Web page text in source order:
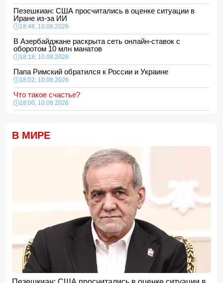
Пезешкиан: США просчитались в оценке ситуации в
Иране из-за ИИ
18:48, 10.08.2026
В Азербайджане раскрыта сеть онлайн-ставок с
оборотом 10 млн манатов
18:18, 10.08.2026
Папа Римский обратился к России и Украине
18:02, 10.08.2026
Что такое счастье?
18:00, 10.08.2026
Обнародованы данные об объеме ВВП Азербайджана
Профицит госбюджета Азербайджана превысил 3 млрд
Стратегические валютные резервы Азербайджана
приблизились к $87 млрд
Доходы населения Азербайджана выросли
15:48, 10.08.2026
AZAL обратился к пассажирам в связи с ростом
сезонного спроса на рейсы в Нахчыван
15:28, 10.08.2026
Ливерпуль согласовал личные условия с Баркола и
В МИРЕ